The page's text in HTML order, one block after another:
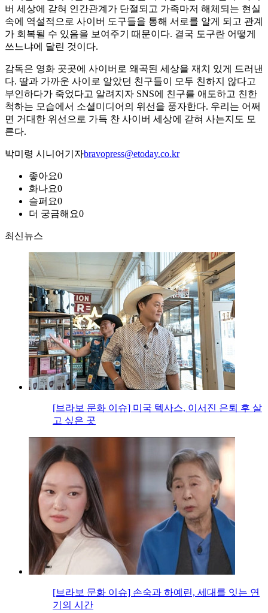
버 세상에 갇혀 인간관계가 단절되고 가족마저 해체되는 현실
속에 역설적으로 사이버 도구들을 통해 서로를 알게 되고 관계
가 회복될 수 있음을 보여주기 때문이다. 결국 도구란 어떻게
쓰느냐에 달린 것이다.
감독은 영화 곳곳에 사이버로 왜곡된 세상을 재치 있게 드러낸
다. 딸과 가까운 사이로 알았던 친구들이 모두 친하지 않다고
부인하다가 죽었다고 알려지자 SNS에 친구를 애도하고 친한
척하는 모습에서 소셜미디어의 위선을 풍자한다. 우리는 어쩌
면 거대한 위선으로 가득 찬 사이버 세상에 갇혀 사는지도 모
른다.
박미령 시니어기자bravopress@etoday.co.kr
좋아요0
화나요0
슬퍼요0
더 궁금해요0
최신뉴스
[브라보 문화 이슈] 미국 텍사스, 이서진 은퇴 후 살
고 싶은 곳
[브라보 문화 이슈] 손숙과 하예린, 세대를 잇는 연
기의 시간